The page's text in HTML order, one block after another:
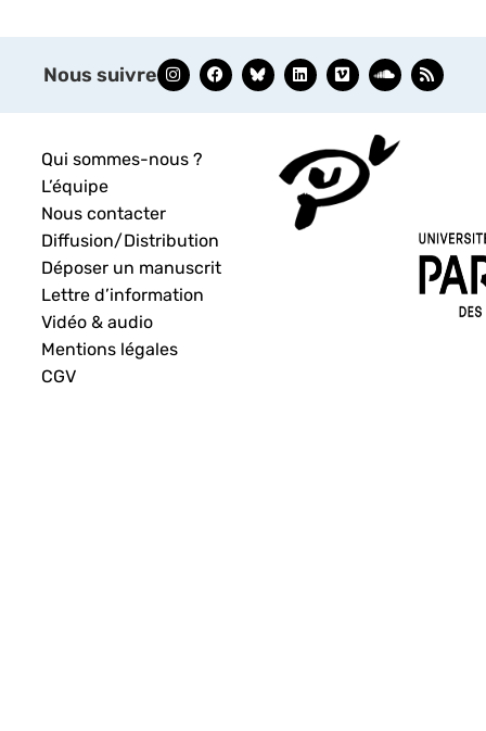
Nous suivre
Qui sommes-nous ?
L’équipe
Nous contacter
Diffusion/Distribution
Déposer un manuscrit
Lettre d’information
Vidéo & audio
Mentions légales
CGV